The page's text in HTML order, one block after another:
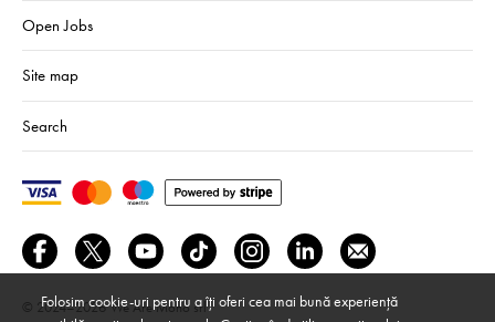
Open Jobs
Site map
Search
© 2024–2026 We Are Mono srl
Folosim cookie-uri pentru a îți oferi cea mai bună experiență